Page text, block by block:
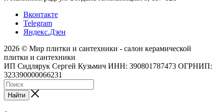
Вконтакте
Telegram
Яндекс.Дзен
2026 © Мир плитки и сантехники - салон керамической
плитки и сантехники
ИП Сидлярук Сергей Кузьмич ИНН: 390801787473 ОГРНИП:
323390000066231
Найти